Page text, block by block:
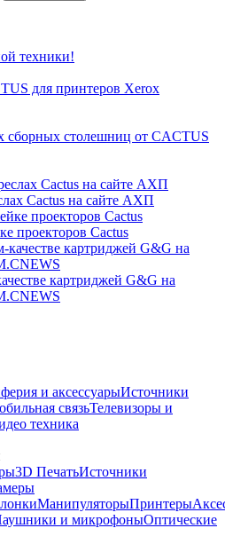
техники!
для принтеров Xerox
сборных столешниц от CACTUS
Cactus на сайте АХП
проекторов Cactus
картриджей G&G на
и аксессуарыИсточники
связьТелевизоры и
техника
3D ПечатьИсточники
МанипуляторыПринтеры
и микрофоныОптические